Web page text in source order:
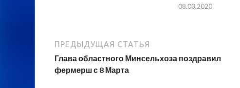
08.03.2020
ПРЕДЫДУЩАЯ СТАТЬЯ
Глава областного Минсельхоза поздравил
фермерш с 8 Марта